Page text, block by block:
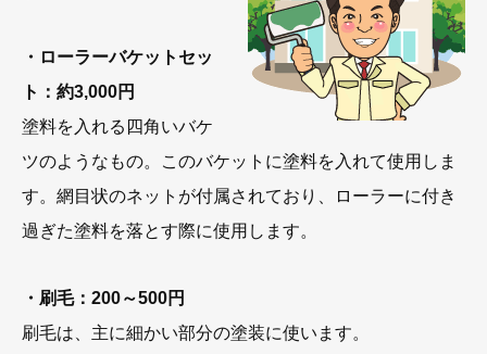
・ローラーバケットセッ
ト：約3,000円
塗料を入れる四角いバケ
ツのようなもの。このバケットに塗料を入れて使用しま
す。網目状のネットが付属されており、ローラーに付き
過ぎた塗料を落とす際に使用します。
・刷毛：200～500円
刷毛は、主に細かい部分の塗装に使います。